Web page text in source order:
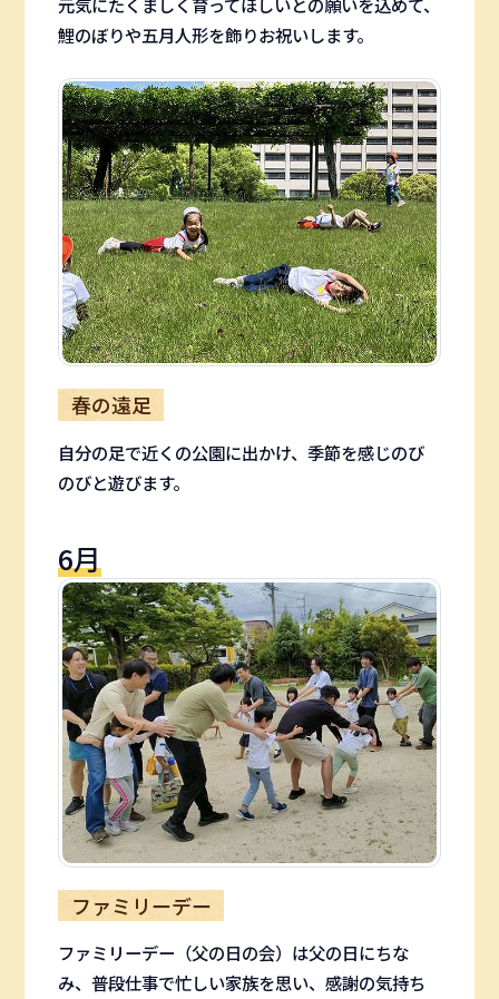
鯉のぼりや五月人形を飾りお祝いします。
春の遠足
自分の足で近くの公園に出かけ、季節を感じのび
のびと遊びます。
6月
ファミリーデー
ファミリーデー（父の日の会）は父の日にちな
み、普段仕事で忙しい家族を思い、感謝の気持ち